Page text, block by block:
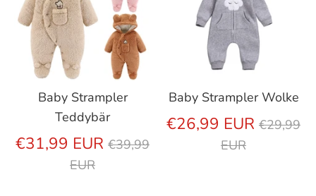
Baby Strampler
Teddybär
€31,99 EUR Regulärer
€39,99
EUR
Baby Strampler Wolke
€26,99 EUR €29,99
EUR